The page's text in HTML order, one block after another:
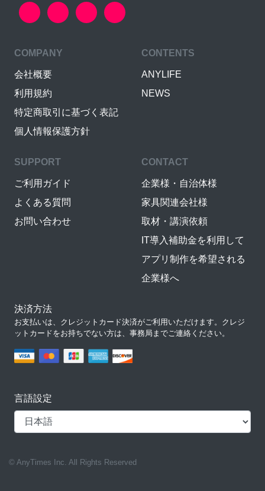
COMPANY
会社概要
利用規約
特定商取引に基づく表記
個人情報保護方針
CONTENTS
ANYLIFE
NEWS
SUPPORT
ご利用ガイド
よくある質問
お問い合わせ
CONTACT
企業様・自治体様
家具関連会社様
取材・講演依頼
IT導入補助金を利用して
アプリ制作を希望される
企業様へ
決済方法
お支払いは、クレジットカード決済がご利用いただけます。クレジ
ットカードをお持ちでない方は、事務局までご連絡ください。
言語設定
© AnyTimes Inc. All Rights Reserved